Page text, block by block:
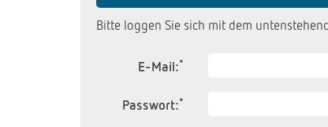
Bitte loggen Sie sich mit dem
E-Mail:*
Passwort:*